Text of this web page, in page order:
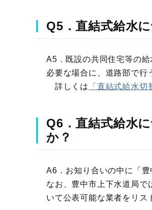
Q5．直結式給水
A5．既設の共同住宅等の
必要な場合に、道路部で行
詳しくは
「直結式給水
Q6．直結式給水
か？
A6．お知り合いの中に「
なお、豊中市上下水道局で
いて公表可能な業者をリス